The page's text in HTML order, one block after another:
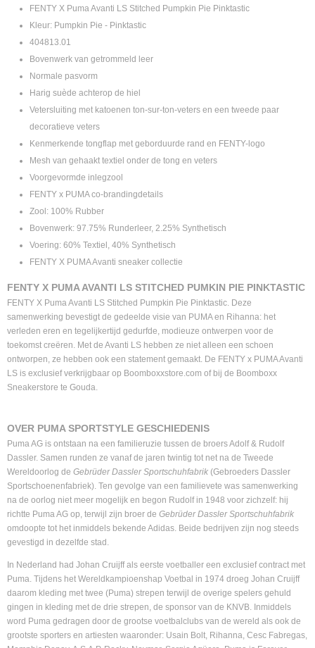
FENTY X Puma Avanti LS Stitched Pumpkin Pie Pinktastic
Kleur: Pumpkin Pie - Pinktastic
404813.01
Bovenwerk van getrommeld leer
Normale pasvorm
Harig suède achterop de hiel
Vetersluiting met katoenen ton-sur-ton-veters en een tweede paar
decoratieve veters
Kenmerkende tongflap met geborduurde rand en FENTY-logo
Mesh van gehaakt textiel onder de tong en veters
Voorgevormde inlegzool
FENTY x PUMA co-brandingdetails
Zool: 100% Rubber
Bovenwerk: 97.75% Runderleer, 2.25% Synthetisch
Voering: 60% Textiel, 40% Synthetisch
FENTY X PUMA Avanti sneaker collectie
FENTY X PUMA AVANTI LS STITCHED PUMKIN PIE PINKTASTIC
FENTY X Puma Avanti LS Stitched Pumpkin Pie Pinktastic. Deze
samenwerking bevestigt de gedeelde visie van PUMA en Rihanna: het
verleden eren en tegelijkertijd gedurfde, modieuze ontwerpen voor de
toekomst creëren. Met de Avanti LS hebben ze niet alleen een schoen
ontworpen, ze hebben ook een statement gemaakt. De FENTY x PUMA Avanti
LS is exclusief verkrijgbaar op Boomboxxstore.com of bij de Boomboxx
Sneakerstore te Gouda.
OVER PUMA SPORTSTYLE GESCHIEDENIS
Puma AG is ontstaan na een familieruzie tussen de broers Adolf & Rudolf
Dassler. Samen runden ze vanaf de jaren twintig tot net na de Tweede
Wereldoorlog de Gebrüder Dassler Sportschuhfabrik (Gebroeders Dassler
Sportschoenenfabriek). Ten gevolge van een familievete was samenwerking
na de oorlog niet meer mogelijk en begon Rudolf in 1948 voor zichzelf: hij
richtte Puma AG op, terwijl zijn broer de Gebrüder Dassler Sportschuhfabrik
omdoopte tot het inmiddels bekende Adidas. Beide bedrijven zijn nog steeds
gevestigd in dezelfde stad.
In Nederland had Johan Cruijff als eerste voetballer een exclusief contract met
Puma. Tijdens het Wereldkampioenshap Voetbal in 1974 droeg Johan Cruijff
daarom kleding met twee (Puma) strepen terwijl de overige spelers gehuld
gingen in kleding met de drie strepen, de sponsor van de KNVB. Inmiddels
word Puma gedragen door de grootse voetbalclubs van de wereld als ook de
grootste sporters en artiesten waaronder: Usain Bolt, Rihanna, Cesc Fabregas,